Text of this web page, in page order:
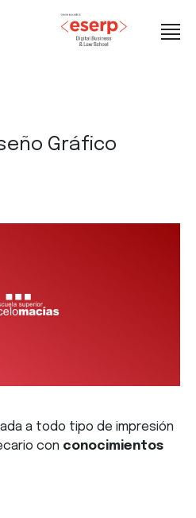
Gráfico
a todo tipo de impresión
con conocimientos